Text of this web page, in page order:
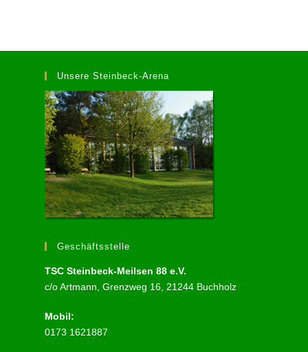
Unsere Steinbeck-Arena
Geschäftsstelle
TSC Steinbeck-Meilsen 88 e.V.
c/o Artmann, Grenzweg 16, 21244 Buchholz
Mobil:
0173 1621887